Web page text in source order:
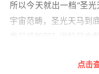
所以今天就出一档“圣
宇宙范畴，圣光天马到
点击